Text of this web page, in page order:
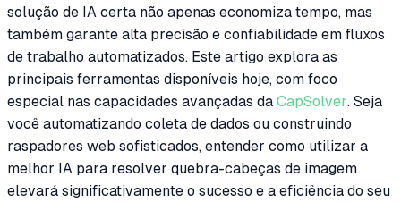
solução de IA certa não apenas economiza tempo, mas
também garante alta precisão e confiabilidade em fluxos
de trabalho automatizados. Este artigo explora as
principais ferramentas disponíveis hoje, com foco
especial nas capacidades avançadas da CapSolver. Seja
você automatizando coleta de dados ou construindo
raspadores web sofisticados, entender como utilizar a
melhor IA para resolver quebra-cabeças de imagem
elevará significativamente o sucesso e a eficiência do seu